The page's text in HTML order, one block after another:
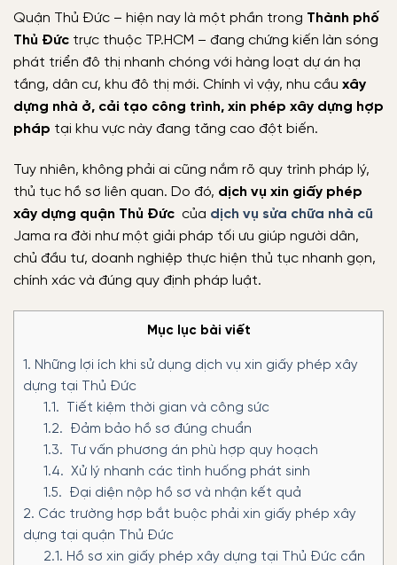
Quận Thủ Đức – hiện nay là một phần trong Thành phố
Thủ Đức trực thuộc TP.HCM – đang chứng kiến làn sóng
phát triển đô thị nhanh chóng với hàng loạt dự án hạ
tầng, dân cư, khu đô thị mới. Chính vì vậy, nhu cầu xây
dựng nhà ở, cải tạo công trình, xin phép xây dựng hợp
pháp tại khu vực này đang tăng cao đột biến.
Tuy nhiên, không phải ai cũng nắm rõ quy trình pháp lý,
thủ tục hồ sơ liên quan. Do đó, dịch vụ xin giấy phép
xây dựng quận Thủ Đức của dịch vụ sửa chữa nhà cũ
Jama ra đời như một giải pháp tối ưu giúp người dân,
chủ đầu tư, doanh nghiệp thực hiện thủ tục nhanh gọn,
chính xác và đúng quy định pháp luật.
Mục lục bài viết
1. Những lợi ích khi sử dụng dịch vụ xin giấy phép xây
dựng tại Thủ Đức
1.1. Tiết kiệm thời gian và công sức
1.2. Đảm bảo hồ sơ đúng chuẩn
1.3. Tư vấn phương án phù hợp quy hoạch
1.4. Xử lý nhanh các tình huống phát sinh
1.5. Đại diện nộp hồ sơ và nhận kết quả
2. Các trường hợp bắt buộc phải xin giấy phép xây
dựng tại quận Thủ Đức
2.1. Hồ sơ xin giấy phép xây dựng tại Thủ Đức cần